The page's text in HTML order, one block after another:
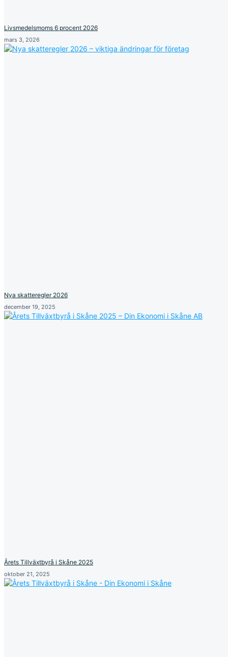
Livsmedelsmoms 6 procent 2026
mars 3, 2026
Nya skatteregler 2026
december 19, 2025
Årets Tillväxtbyrå i Skåne 2025
oktober 21, 2025